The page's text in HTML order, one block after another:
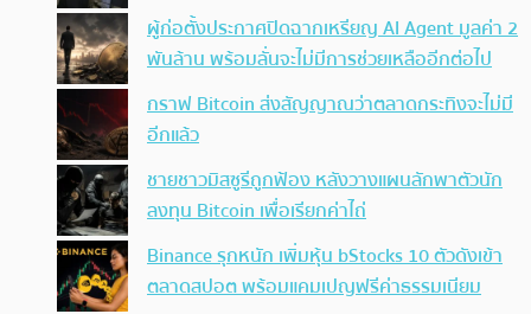
ผู้ก่อตั้งประกาศปิดฉากเหรียญ AI Agent มูลค่า 2
พันล้าน พร้อมลั่นจะไม่มีการช่วยเหลืออีกต่อไป
กราฟ Bitcoin ส่งสัญญาณว่าตลาดกระทิงจะไม่มี
อีกแล้ว
ชายชาวมิสซูรีถูกฟ้อง หลังวางแผนลักพาตัวนัก
ลงทุน Bitcoin เพื่อเรียกค่าไถ่
Binance รุกหนัก เพิ่มหุ้น bStocks 10 ตัวดังเข้า
ตลาดสปอต พร้อมแคมเปญฟรีค่าธรรมเนียม